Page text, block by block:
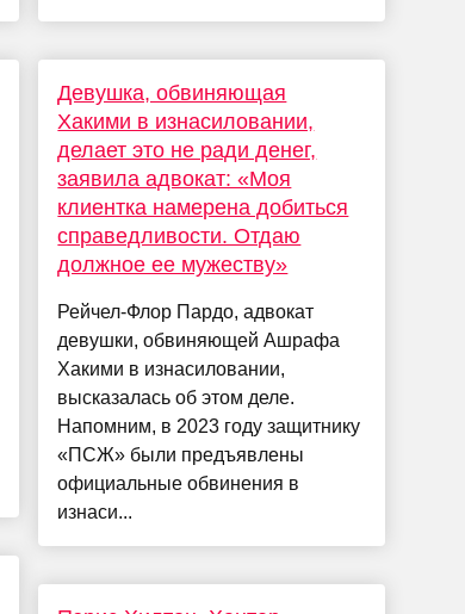
Девушка, обвиняющая
Хакими в изнасиловании,
делает это не ради денег,
заявила адвокат: «Моя
клиентка намерена добиться
справедливости. Отдаю
должное ее мужеству»
Рейчел-Флор Пардо, адвокат
девушки, обвиняющей Ашрафа
Хакими в изнасиловании,
высказалась об этом деле.
Напомним, в 2023 году защитнику
«ПСЖ» были предъявлены
официальные обвинения в
изнаси...